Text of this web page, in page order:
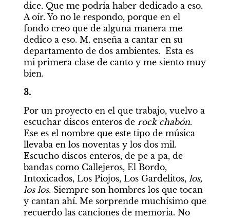
dice. Que me podría haber dedicado a eso.
A oír. Yo no le respondo, porque en el
fondo creo que de alguna manera me
dedico a eso. M. enseña a cantar en su
departamento de dos ambientes.  Esta es
mi primera clase de canto y me siento muy
bien.
3.
Por un proyecto en el que trabajo, vuelvo a
escuchar discos enteros de rock chabón.
Ese es el nombre que este tipo de música
llevaba en los noventas y los dos mil.
Escucho discos enteros, de pe a pa, de
bandas como Callejeros, El Bordo,
Intoxicados, Los Piojos, Los Gardelitos, los,
los los. Siempre son hombres los que tocan
y cantan ahí. Me sorprende muchísimo que
recuerdo las canciones de memoria. No